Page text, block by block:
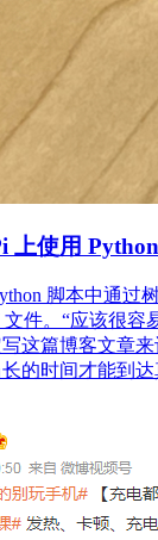
上使用
脚本中通过
文件。“应该很容
这篇博客文章
的时间才能到